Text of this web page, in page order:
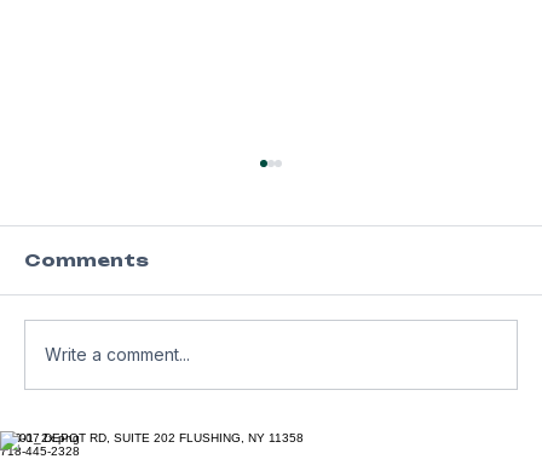
Comments
Write a comment...
163-07 DEPOT RD, SUITE 202 FLUSHING, NY 11358
718-445-2328